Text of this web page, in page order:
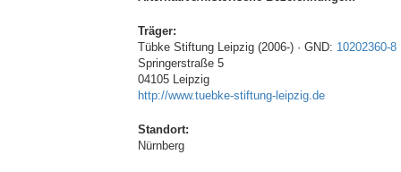
Träger:
Tübke Stiftung Leipzig (2006-) · GND: 10202360-8
Springerstraße 5
04105 Leipzig
http://www.tuebke-stiftung-leipzig.de
Standort:
Nürnberg